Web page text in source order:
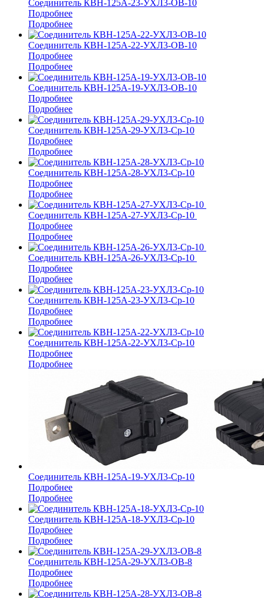
Соединитель КВН-125А-23-УХЛ3-ОВ-10
Подробнее
Подробнее
Соединитель КВН-125А-22-УХЛ3-ОВ-10
Подробнее
Подробнее
Соединитель КВН-125А-19-УХЛ3-ОВ-10
Подробнее
Подробнее
Соединитель КВН-125А-29-УХЛ3-Ср-10
Подробнее
Подробнее
Соединитель КВН-125А-28-УХЛ3-Ср-10
Подробнее
Подробнее
Соединитель КВН-125А-27-УХЛ3-Ср-10
Подробнее
Подробнее
Соединитель КВН-125А-26-УХЛ3-Ср-10
Подробнее
Подробнее
Соединитель КВН-125А-23-УХЛ3-Ср-10
Подробнее
Подробнее
Соединитель КВН-125А-22-УХЛ3-Ср-10
Подробнее
Подробнее
Соединитель КВН-125А-19-УХЛ3-Ср-10
Подробнее
Подробнее
Соединитель КВН-125А-18-УХЛ3-Ср-10
Подробнее
Подробнее
Соединитель КВН-125А-29-УХЛ3-ОВ-8
Подробнее
Подробнее